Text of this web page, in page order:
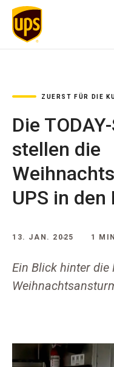
ZUERST FÜR DIE
Die
stellen die
UPS in
13. JAN. 2025 1
Ein Blick hinter die